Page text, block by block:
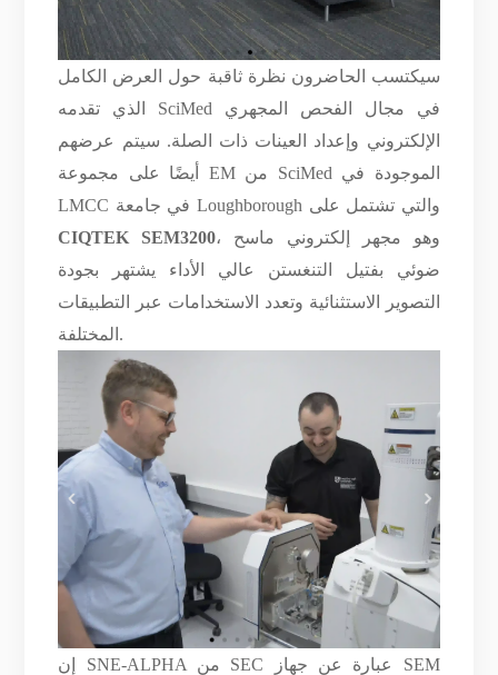
سيكتسب الحاضرون نظرة ثاقبة حول العرض الكامل
الذي تقدمه SciMed في مجال الفحص المجهري
الإلكتروني وإعداد العينات ذات الصلة. سيتم عرضهم
أيضًا على مجموعة EM من SciMed الموجودة في
LMCC في جامعة Loughborough والتي تشتمل على
CIQTEK SEM3200، وهو مجهر إلكتروني ماسح
ضوئي بفتيل التنغستن عالي الأداء يشتهر بجودة
التصوير الاستثنائية وتعدد الاستخدامات عبر التطبيقات
المختلفة.
إن SNE-ALPHA من SEC عبارة عن جهاز SEM